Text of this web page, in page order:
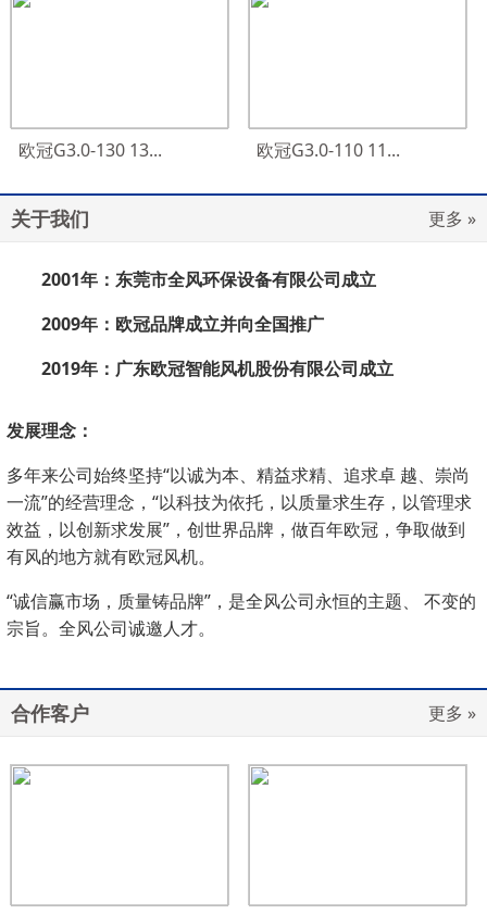
欧冠G3.0-130 13... 欧冠G3.0-110 11...
关于我们 更多 »
2001年：东莞市全风环保设备有限公司成立
2009年：欧冠品牌成立并向全国推广
2019年：广东欧冠智能风机股份有限公司成立
发展理念：
多年来公司始终坚持“以诚为本、精益求精、追求卓 越、崇尚
一流”的经营理念，“以科技为依托，以质量求生存，以管理求
效益，以创新求发展”，创世界品牌，做百年欧冠，争取做到
有风的地方就有欧冠风机。
“诚信赢市场，质量铸品牌”，是全风公司永恒的主题、 不变的
宗旨。全风公司诚邀人才。
合作客户 更多 »